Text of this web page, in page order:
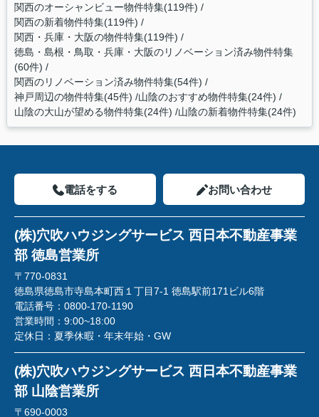
関西のオーシャンビュー物件特集(119件)
関西の新着物件特集(119件)
関西・兵庫・大阪の物件特集(119件)
徳島・島根・鳥取・兵庫・大阪のリノベーション済み物件特集
(60件)
関西のリノベーション済み物件特集(54件)
神戸周辺の物件特集(45件) 山陰のおすすめ物件特集(24件)
山陰の大山が望める物件特集(24件) 山陰の新着物件特集(24件)
電話をする お問い合わせ
(株)穴吹ハウジングサービス 西日本不動産事業
部 徳島営業所
〒770-0831
徳島県徳島市寺島本町西１丁目7-1 徳島駅前171ビル6階
電話番号： 0800-170-1190
営業時間： 9:00~18:00
定休日： 夏季休暇・年末年始・GW
(株)穴吹ハウジングサービス 西日本不動産事業
部 山陰営業所
〒690-0003